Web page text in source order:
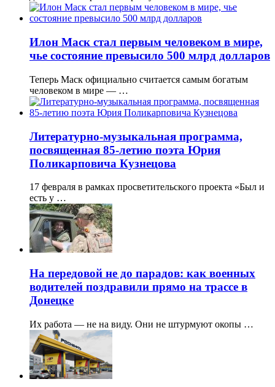
Илон Маск стал первым человеком в мире,
чье состояние превысило 500 млрд долларов
Теперь Маск официально считается самым богатым
человеком в мире — …
Литературно-музыкальная программа,
посвященная 85-летию поэта Юрия
Поликарповича Кузнецова
17 февраля в рамках просветительского проекта «Был и
есть у …
На передовой не до парадов: как военных
водителей поздравили прямо на трассе в
Донецке
Их работа — не на виду. Они не штурмуют окопы …